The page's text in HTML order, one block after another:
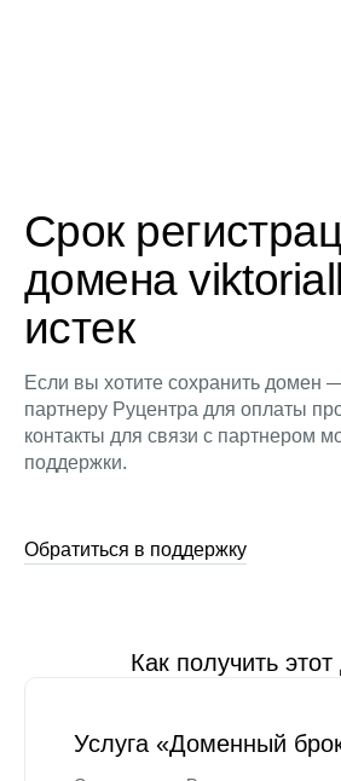
Срок
домена
истек
Если вы хотите сохранить домен
партнеру Руцентра для оплаты
контакты для связи с партнером
поддержки.
Обратиться в поддержку
Как получить
Услуга «Доменный